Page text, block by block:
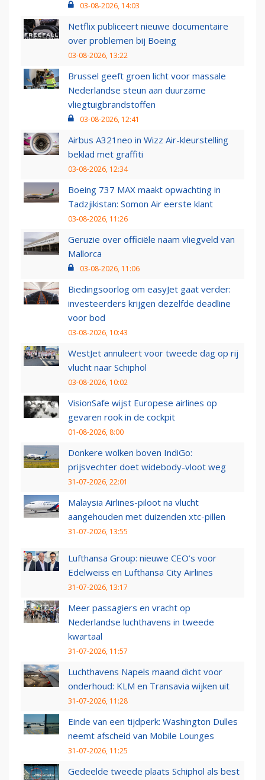
03-08-2026, 14:03
Netflix publiceert nieuwe documentaire
over problemen bij Boeing
03-08-2026, 13:22
Brussel geeft groen licht voor massale
Nederlandse steun aan duurzame
vliegtuigbrandstoffen
03-08-2026, 12:41
Airbus A321neo in Wizz Air-kleurstelling
beklad met graffiti
03-08-2026, 12:34
Boeing 737 MAX maakt opwachting in
Tadzjikistan: Somon Air eerste klant
03-08-2026, 11:26
Geruzie over officiële naam vliegveld van
Mallorca
03-08-2026, 11:06
Biedingsoorlog om easyJet gaat verder:
investeerders krijgen dezelfde deadline
voor bod
03-08-2026, 10:43
WestJet annuleert voor tweede dag op rij
vlucht naar Schiphol
03-08-2026, 10:02
VisionSafe wijst Europese airlines op
gevaren rook in de cockpit
01-08-2026, 8:00
Donkere wolken boven IndiGo:
prijsvechter doet widebody-vloot weg
31-07-2026, 22:01
Malaysia Airlines-piloot na vlucht
aangehouden met duizenden xtc-pillen
31-07-2026, 13:55
Lufthansa Group: nieuwe CEO’s voor
Edelweiss en Lufthansa City Airlines
31-07-2026, 13:17
Meer passagiers en vracht op
Nederlandse luchthavens in tweede
kwartaal
31-07-2026, 11:57
Luchthavens Napels maand dicht voor
onderhoud: KLM en Transavia wijken uit
31-07-2026, 11:28
Einde van een tijdperk: Washington Dulles
neemt afscheid van Mobile Lounges
31-07-2026, 11:25
Gedeelde tweede plaats Schiphol als best